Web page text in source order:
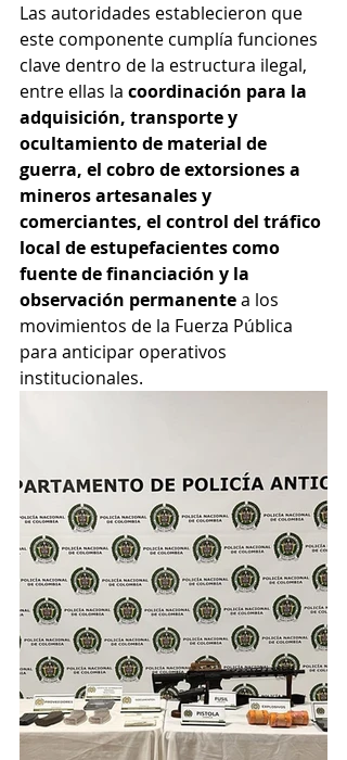
Las autoridades establecieron que
este componente cumplía funciones
clave dentro de la estructura ilegal,
entre ellas la coordinación para la
adquisición, transporte y
ocultamiento de material de
guerra, el cobro de extorsiones a
mineros artesanales y
comerciantes, el control del tráfico
local de estupefacientes como
fuente de financiación y la
observación permanente a los
movimientos de la Fuerza Pública
para anticipar operativos
institucionales.